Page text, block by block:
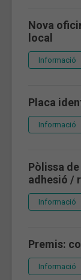
Nova
local
Informació
Placa
Informació
Pòlissa
adhesió /
Informació
Premis:
Informació